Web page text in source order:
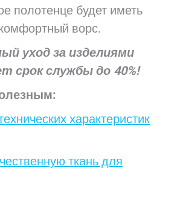
полотенце будет иметь
ворс.
уход за изделиями
срок службы до 40%!
характеристик
ткань для